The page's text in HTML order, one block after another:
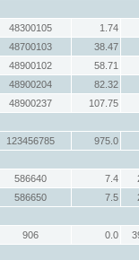
48300105
1.74
48700103
38.47
48900102
58.71
48900204
82.32
48900237
107.75
123456785
975.0
586640 7.4
586650 7.5
906 0.0